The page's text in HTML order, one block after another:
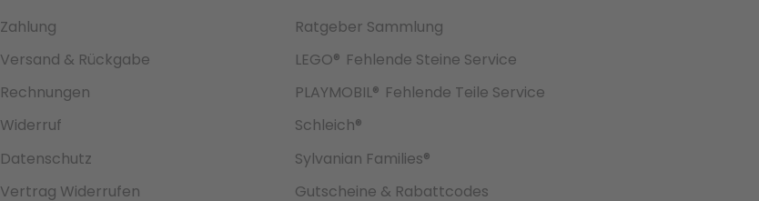
Zahlung
Versand & Rückgabe
Rechnungen
Widerruf
Datenschutz
Vertrag Widerrufen
Ratgeber Sammlung
LEGO® Fehlende Steine Service
PLAYMOBIL® Fehlende Teile Service
Schleich®
Sylvanian Families®
Gutscheine & Rabattcodes